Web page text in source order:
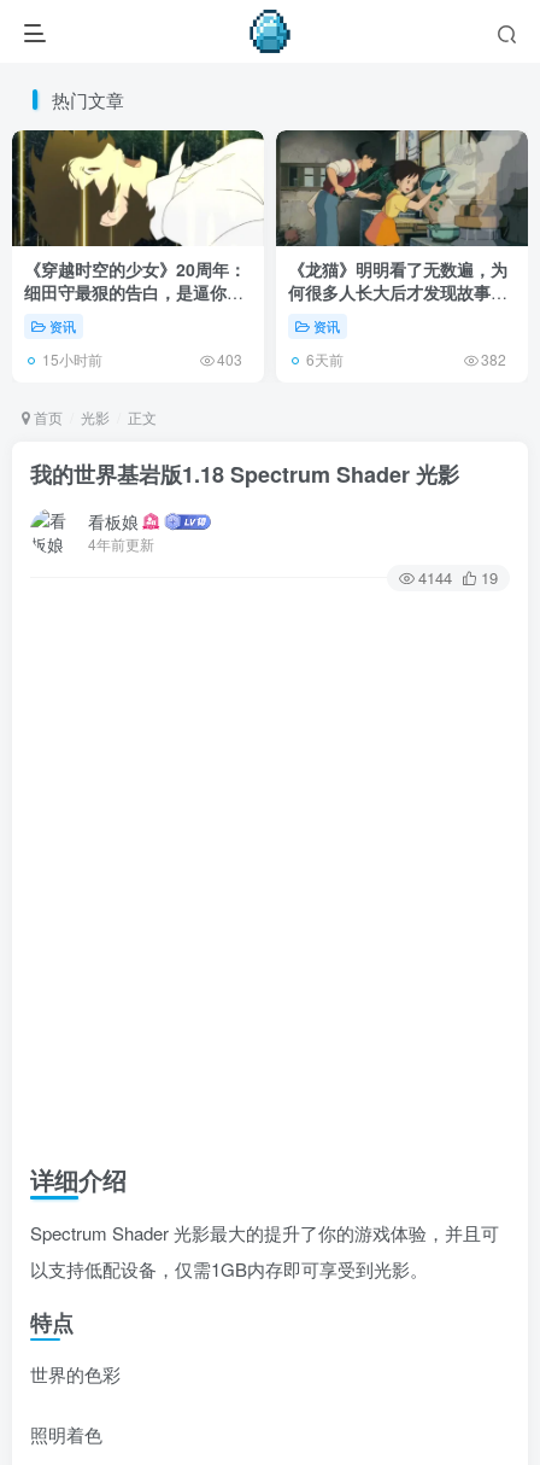
热门文章
《穿越时空的少女》20周年：
细田守最狠的告白，是逼你承
认有些夏天回不去了！
资讯
15小时前 403
《龙猫》明明看了无数遍，为
何很多人长大后才发现故事根
本不在 1988 年！
资讯
6天前 382
首页 光影 正文
我的世界基岩版1.18 Spectrum Shader 光影
看板娘
4年前更新
4144 19
详细介绍
Spectrum Shader 光影最大的提升了你的游戏体验，并且可
以支持低配设备，仅需1GB内存即可享受到光影。
特点
世界的色彩
照明着色